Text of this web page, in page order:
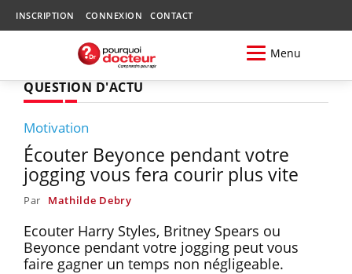
INSCRIPTION CONNEXION CONTACT
Menu
QUESTION D'ACTU
Motivation
Écouter Beyonce pendant votre
jogging vous fera courir plus vite
Par Mathilde Debry
Ecouter Harry Styles, Britney Spears ou
Beyonce pendant votre jogging peut vous
faire gagner un temps non négligeable.